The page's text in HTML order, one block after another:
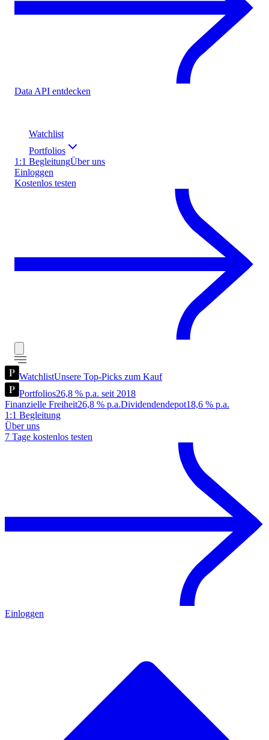
Data API entdecken
Watchlist
Portfolios
1:1 BegleitungÜber uns
Einloggen
Kostenlos testen
WatchlistUnsere Top-Picks zum Kauf
Portfolios26,8 % p.a. seit 2018
Finanzielle Freiheit26,8 % p.a.Dividendendepot18,6 % p.a.
1:1 Begleitung
Über uns
7 Tage kostenlos testen
Einloggen